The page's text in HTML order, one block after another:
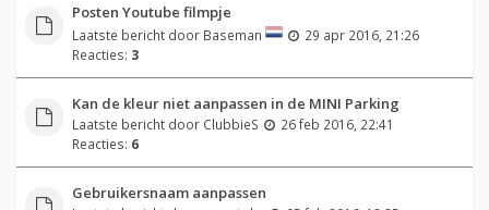
Posten Youtube filmpje
Laatste bericht door Baseman
29 apr 2016, 21:26
Reacties: 3
Kan de kleur niet aanpassen in de MINI Parking
Laatste bericht door ClubbieS
26 feb 2016, 22:41
Reacties: 6
Gebruikersnaam aanpassen